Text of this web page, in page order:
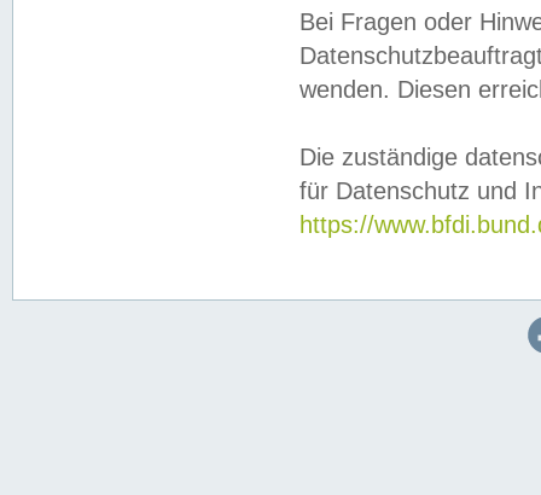
Bei Fragen oder
wenden. Diesen
Die zuständige
für Datenschutz und
https://